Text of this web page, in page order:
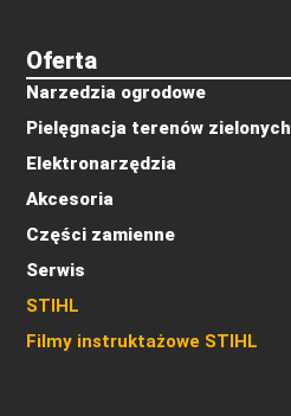
Oferta
Narzedzia ogrodowe
Pielęgnacja terenów zielonych
Elektronarzędzia
Akcesoria
Części zamienne
Serwis
STIHL
Filmy instruktażowe STIHL